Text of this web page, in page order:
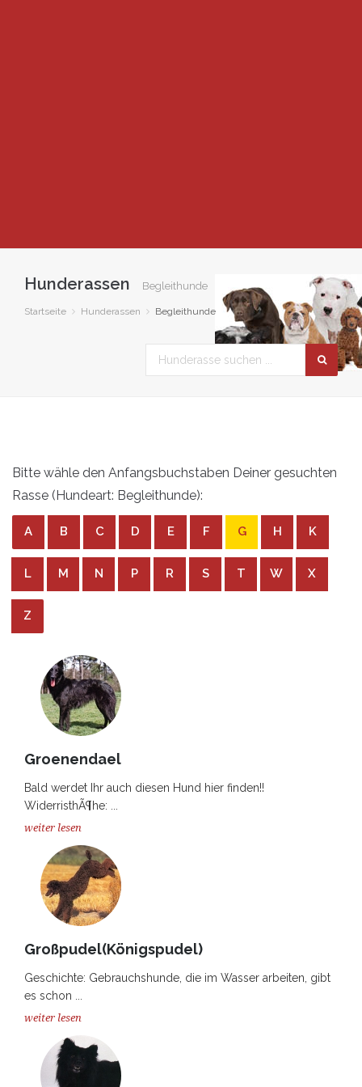
Hunderassen Begleithunde
Startseite Hunderassen Begleithunde
Bitte wähle den Anfangsbuchstaben Deiner gesuchten
Rasse (Hundeart: Begleithunde):
A B C D E F G H K
L M N P R S T W X
Z
Groenendael
Bald werdet Ihr auch diesen Hund hier finden!!
WiderristhÃ¶he: ...
weiter lesen
Großpudel(Königspudel)
Geschichte: Gebrauchshunde, die im Wasser arbeiten, gibt
es schon ...
weiter lesen